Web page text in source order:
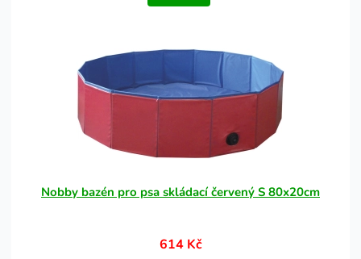
Nobby bazén pro psa skládací červený S 80x20cm
614 Kč